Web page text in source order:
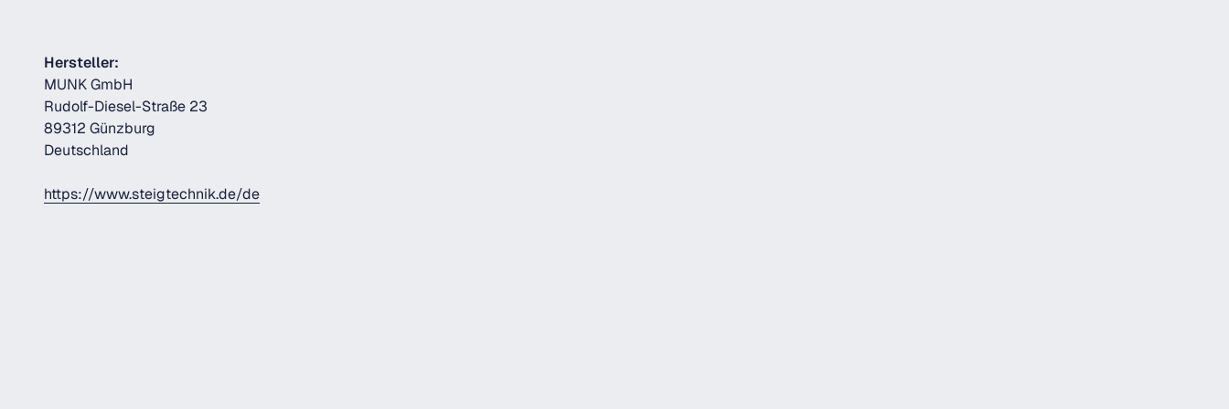
Hersteller:
MUNK GmbH
Rudolf-Diesel-Straße 23
89312 Günzburg
Deutschland
https://www.steigtechnik.de/de